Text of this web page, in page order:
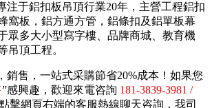
注于鋁扣板吊頂行業20年，主營工程鋁扣
窩板，鋁方通方管，鋁條扣及鋁單板幕
眾多大小型寫字樓、品牌商城、教育機
吊頂工程。
銷售，一站式采購節省20%成本！如果您
”感興趣，歡迎來電咨詢 181-3839-3981 /
點擊網頁右端的客服熱線聊天咨詢，我司